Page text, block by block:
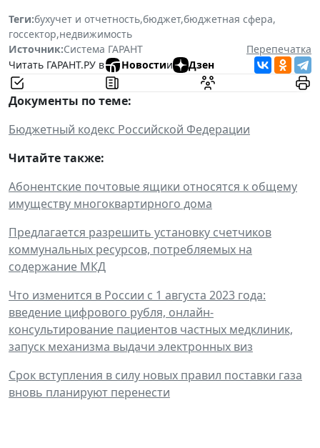
Теги:бухучет и отчетность,бюджет,бюджетная сфера,
госсектор,недвижимость
Источник:Система ГАРАНТ
Перепечатка
Читать ГАРАНТ.РУ в
Новостии Дзен
Документы по теме:
Бюджетный кодекс Российской Федерации
Читайте также:
Абонентские почтовые ящики относятся к общему
имуществу многоквартирного дома
Предлагается разрешить установку счетчиков
коммунальных ресурсов, потребляемых на
содержание МКД
Что изменится в России с 1 августа 2023 года:
введение цифрового рубля, онлайн-
консультирование пациентов частных медклиник,
запуск механизма выдачи электронных виз
Срок вступления в силу новых правил поставки газа
вновь планируют перенести